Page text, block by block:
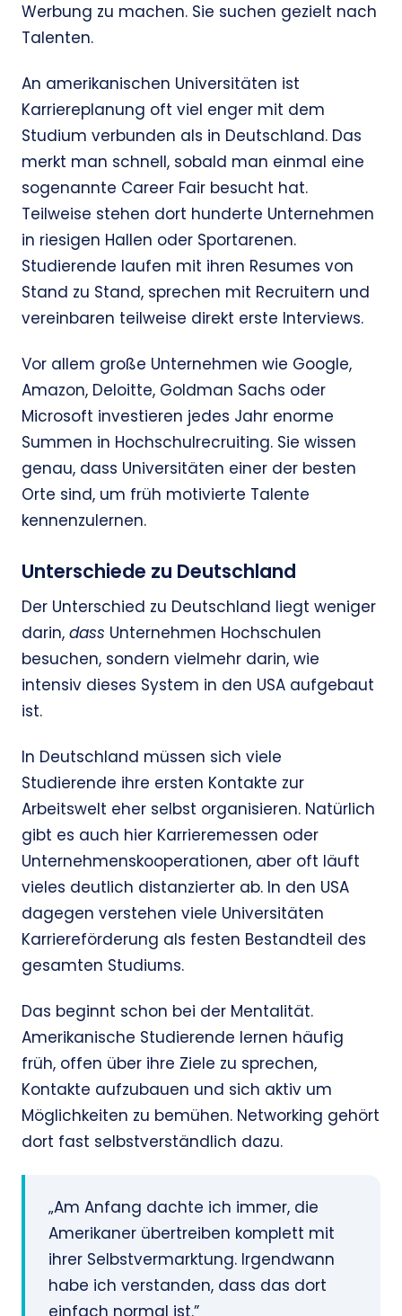
Werbung zu machen. Sie suchen gezielt nach
Talenten.
An amerikanischen Universitäten ist
Karriereplanung oft viel enger mit dem
Studium verbunden als in Deutschland. Das
merkt man schnell, sobald man einmal eine
sogenannte Career Fair besucht hat.
Teilweise stehen dort hunderte Unternehmen
in riesigen Hallen oder Sportarenen.
Studierende laufen mit ihren Resumes von
Stand zu Stand, sprechen mit Recruitern und
vereinbaren teilweise direkt erste Interviews.
Vor allem große Unternehmen wie Google,
Amazon, Deloitte, Goldman Sachs oder
Microsoft investieren jedes Jahr enorme
Summen in Hochschulrecruiting. Sie wissen
genau, dass Universitäten einer der besten
Orte sind, um früh motivierte Talente
kennenzulernen.
Unterschiede zu Deutschland
Der Unterschied zu Deutschland liegt weniger
darin, dass Unternehmen Hochschulen
besuchen, sondern vielmehr darin, wie
intensiv dieses System in den USA aufgebaut
ist.
In Deutschland müssen sich viele
Studierende ihre ersten Kontakte zur
Arbeitswelt eher selbst organisieren. Natürlich
gibt es auch hier Karrieremessen oder
Unternehmenskooperationen, aber oft läuft
vieles deutlich distanzierter ab. In den USA
dagegen verstehen viele Universitäten
Karriereförderung als festen Bestandteil des
gesamten Studiums.
Das beginnt schon bei der Mentalität.
Amerikanische Studierende lernen häufig
früh, offen über ihre Ziele zu sprechen,
Kontakte aufzubauen und sich aktiv um
Möglichkeiten zu bemühen. Networking gehört
dort fast selbstverständlich dazu.
„Am Anfang dachte ich immer, die
Amerikaner übertreiben komplett mit
ihrer Selbstvermarktung. Irgendwann
habe ich verstanden, dass das dort